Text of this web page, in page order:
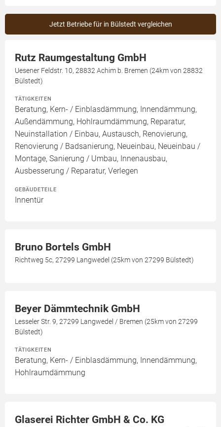
Jetzt Betriebe für in Bülstedt vergleichen
Rutz Raumgestaltung GmbH
Uesener Feldstr. 10, 28832 Achim b. Bremen (24km von 28832
Bülstedt)
TÄTIGKEITEN
Beratung, Kern- / Einblasdämmung, Innendämmung,
Außendämmung, Hohlraumdämmung, Reparatur,
Neuinstallation / Einbau, Austausch, Renovierung,
Renovierung / Badsanierung, Neueinbau, Neueinbau /
Montage, Sanierung / Umbau, Innenausbau,
Ausbesserung / Reparatur, Verlegen
GEBÄUDETEILE
Innentür
Bruno Bortels GmbH
Richtweg 5c, 27299 Langwedel (25km von 27299 Bülstedt)
Beyer Dämmtechnik GmbH
Lesseler Str. 9, 27299 Langwedel / Bremen (25km von 27299
Bülstedt)
TÄTIGKEITEN
Beratung, Kern- / Einblasdämmung, Innendämmung,
Hohlraumdämmung
Glaserei Richter GmbH & Co. KG